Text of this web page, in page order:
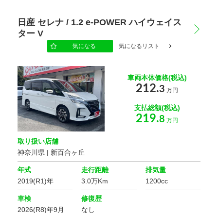
パワー
パワー
エアコン
ETC 盗難防止装置
サンルーフ 後席モニター
ディスプレイ
ヘッドランプ
安全装置・サポート
ABS
クルーズ
コントロール
アシスト
日産 セレナ / 1.2 e-POWER ハイウェイス
ター V
気になる 気になるリスト
車両本体価格(税込)
212.3 万円
支払総額(税込)
219.8 万円
取り扱い店舗
神奈川県 | 新百合ヶ丘
年式
2019(R1)年
走行距離
3.0万Km
排気量
1200cc
車検
2026(R8)年9月
修復歴
なし